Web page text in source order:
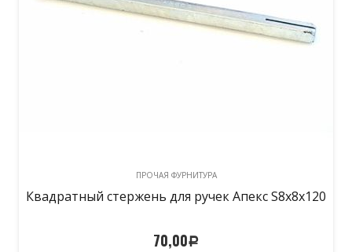
ПРОЧАЯ ФУРНИТУРА
Квадратный стержень для ручек Апекс S8х8х120
70,00Р